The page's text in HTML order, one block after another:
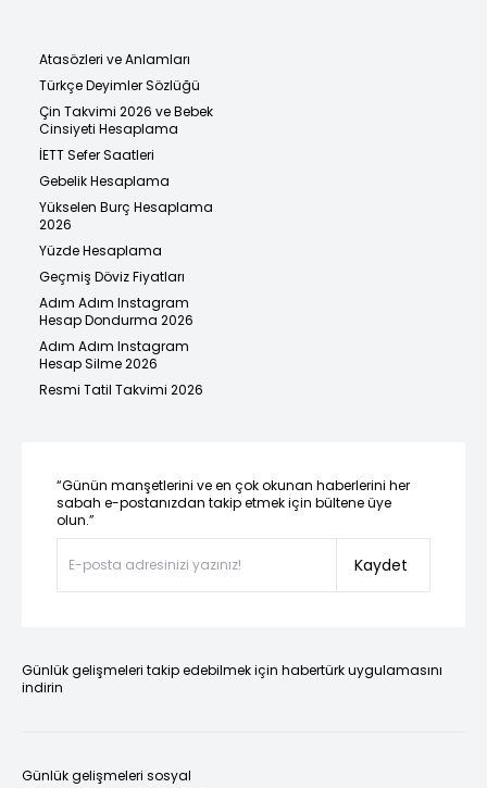
Atasözleri ve Anlamları
Türkçe Deyimler Sözlüğü
Çin Takvimi 2026 ve Bebek
Cinsiyeti Hesaplama
İETT Sefer Saatleri
Gebelik Hesaplama
Yükselen Burç Hesaplama
2026
Yüzde Hesaplama
Geçmiş Döviz Fiyatları
Adım Adım Instagram
Hesap Dondurma 2026
Adım Adım Instagram
Hesap Silme 2026
Resmi Tatil Takvimi 2026
“Günün manşetlerini ve en çok okunan haberlerini her
sabah e-postanızdan takip etmek için bültene üye
olun.”
Kaydet
Günlük gelişmeleri takip edebilmek için habertürk uygulamasını
indirin
Günlük gelişmeleri sosyal